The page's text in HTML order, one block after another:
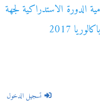
الدورة الاستدراكية لجهة
2017
تسجيل الدخول